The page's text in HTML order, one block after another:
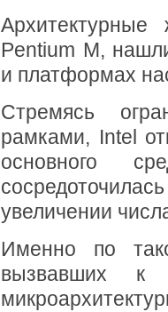
Pentium M,
и платформах
Стремясь
рамками, Intel
основного
увеличении
Именно по
вызвавших